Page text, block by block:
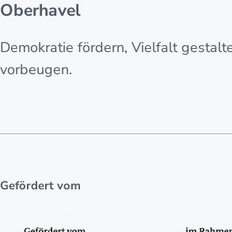
Oberhavel
Demokratie fördern, Vielfalt
vorbeugen.
Gefördert vom